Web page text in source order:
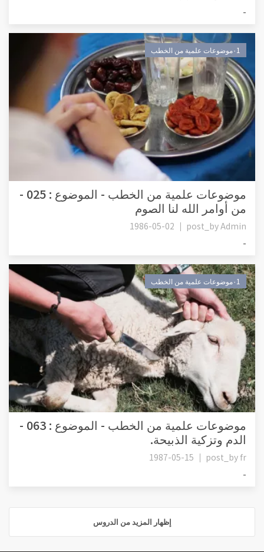
-
٠1موضوعات علمية من الخطب
موضوعات علمية من الخطب - الموضوع : 025 -
من أوامر الله لنا الصوم
post_byAdmin
1986-05-02
-
٠1موضوعات علمية من الخطب
موضوعات علمية من الخطب - الموضوع : 063 -
الدم وتزكية الذبيحة.
post_by fr
1987-05-15
-
إظهار المزيد من الدروس